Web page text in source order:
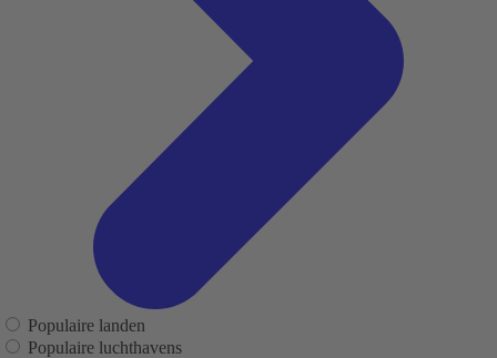
Populaire landen
Populaire luchthavens